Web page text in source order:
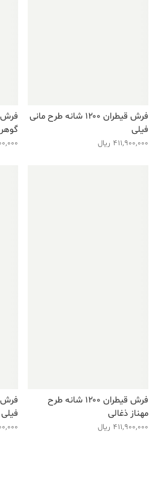
فرش قیطران ۱۲۰۰ شانه طرح مانی
فیلی
411,900,000 ریال
فرش قیطران ۱۲۰۰ شانه طرح
مهناز ذغالی
411,900,000 ریال
فیلی